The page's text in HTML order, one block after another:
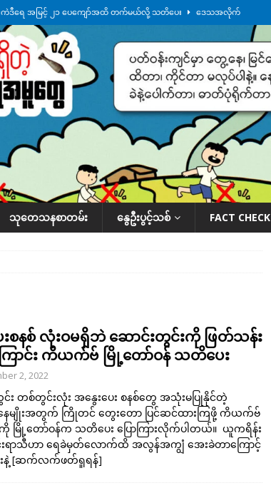
ကဲဒီရေ အ​မြင့် ၂၁ ပေကျော်အထိ တက်မယ်လို့ သတိပေး ဒေသအလိုက်
တဲ့ ဦးမင်အောင်လှိုင်ကို ထိုင်းလွှတ်တော်အမတ် အော်ဟစ်ဆန္ဒပြ
ောက်နေ့မှာ ငသိုင်းချောင်းမြို့ကို ရေစတင်ရောက်ရှိ ဒေသအလိုက် သတင်း
းကူနေတဲ့ ငသိုင်းချောင်းဒေသခံ လူငယ်တဦး ရေစီးနဲ့မျောပါသေဆုံး
နီးတဝိုက် ရေအနည်းငယ် ပြန်ကျ၊ ငါးသိုင်းချောင်းမြို့ပေါ် ရေတက်
သုတေသနစာတမ်း နွေဦးပွင့်သစ် FACT CHECK
စနစ် လုံးဝမရှိဘဲ ဆောင်းတွင်းကို ဖြတ်သန်း
ောင်း ကိယက်ဗ် မြို့တော်ဝန် သတိပေး
2, 2022
း တစ်တွင်းလုံး အနွေးပေး စနစ်တွေ အသုံးမပြုနိုင်တဲ့
ေမျိုးအတွက် ကြိုတင် တွေးတော ပြင်ဆင်ထားကြဖို့ ကိယက်ဗ်
မြို့တော်ဝန်က သတိပေး ပြောကြားလိုက်ပါတယ်။ ယူကရိန်း
ရာသီဟာ ရေခဲမှတ်လောက်ထိ အလွန်အကျွံ အေးခဲတာကြောင့်
နဲ့ [ဆက်လက်ဖတ်ရှုရန်]